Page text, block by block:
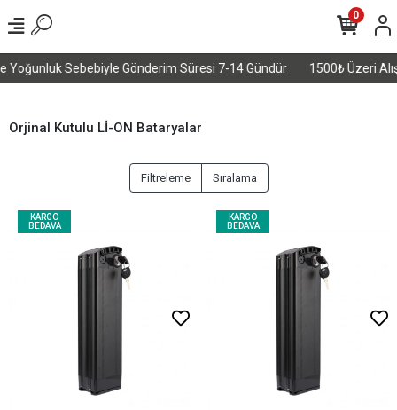
Sebebiyle Gönderim Süresi 7-14 Gündür 1500₺ Üzeri
0
Orjinal Kutulu Lİ-ON Bataryalar
Filtreleme Sıralama
KARGO
BEDAVA
KARGO
BEDAVA